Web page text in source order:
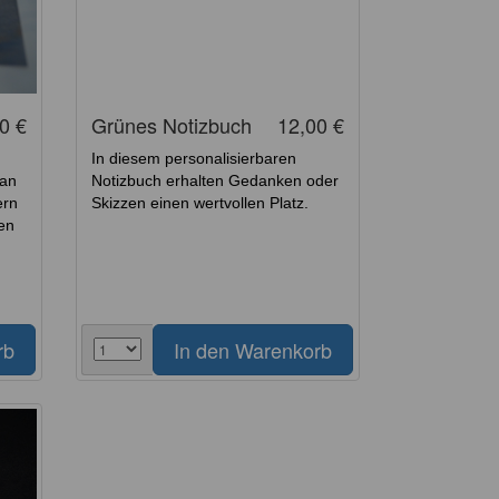
€ 12,00 €
Grünes Notizbuch
In diesem personalisierbaren
Notizbuch erhalten Gedanken oder
Skizzen einen wertvollen Platz.